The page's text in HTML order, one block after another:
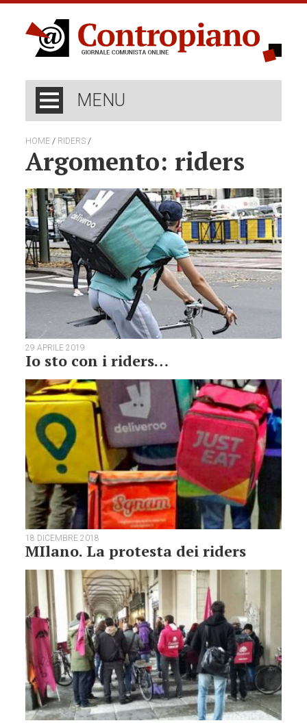
MENU
HOME / RIDERS /
Argomento: riders
29 APRILE 2019
Io sto con i riders…
18 DICEMBRE 2018
MIlano. La protesta dei riders